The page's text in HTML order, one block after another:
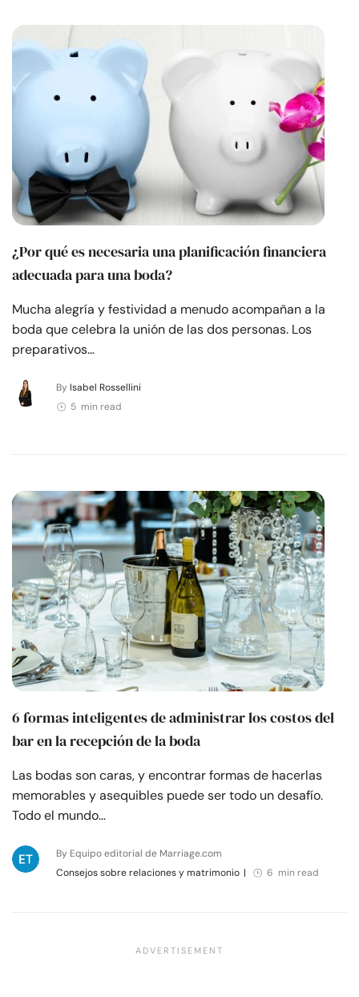
¿Por qué es necesaria una planificación financiera
adecuada para una boda?
Mucha alegría y festividad a menudo acompañan a la
boda que celebra la unión de las dos personas. Los
preparativos…
By Isabel Rossellini
5 min read
6 formas inteligentes de administrar los costos del
bar en la recepción de la boda
Las bodas son caras, y encontrar formas de hacerlas
memorables y asequibles puede ser todo un desafío.
Todo el mundo…
By Equipo editorial de Marriage.com
Consejos sobre relaciones y matrimonio | 6 min read